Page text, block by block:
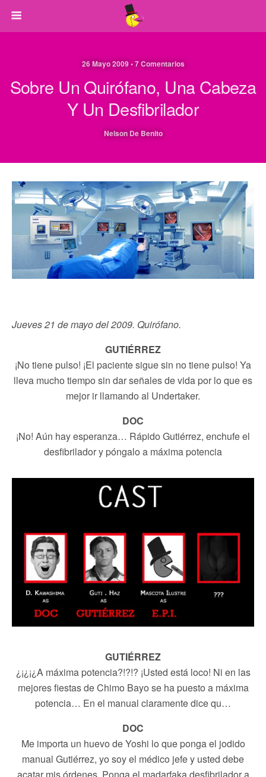
26 Mayo 2009 • 7 Comentarios
Sobre Un Quirófano, Una Cabeza
Y Un Desfibrilador
Nelson De Benito
Jueves 21 de mayo del 2009. Quirófano.
GUTIÉRREZ
¡No tiene pulso! ¡El paciente sigue sin no tiene pulso! Ya
lleva mucho tiempo sin dar señales de vida por lo que es
mejor ir llamando al Undertaker.
DOC
¡No! Aún hay esperanza… Rápido Gutiérrez, enchufe el
desfibrilador y póngalo a máxima potencia
GUTIÉRREZ
¿¡¿¡¿A máxima potencia?!?!? ¡Usted está loco! Ni en las
mejores fiestas de Chimo Bayo se ha puesto a máxima
potencia… En el manual claramente dice qu…
DOC
Me importa un huevo de Yoshi lo que ponga el jodido
manual Gutiérrez, yo soy el médico jefe y usted debe